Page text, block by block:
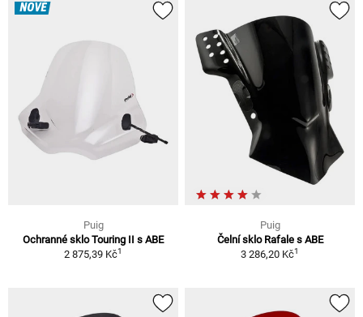
NOVÉ
Puig
Ochranné sklo Touring II s ABE
2 875,39 Kč1
Puig
Čelní sklo Rafale s ABE
3 286,20 Kč1